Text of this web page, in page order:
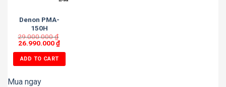
Denon PMA-
150H
29.000.000₫
26.990.000₫
ADD TO CART
Mua ngay